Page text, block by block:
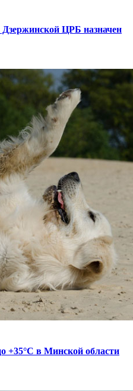
ЦРБ назначен
+35°С в Минской области